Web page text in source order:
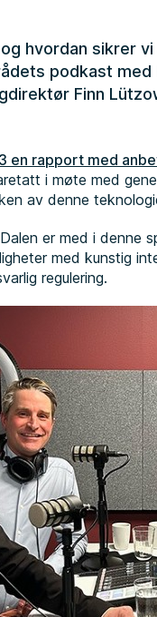
hvordan sikrer
podkast med
Finn
en rapport med
i møte med
av denne
er med i denne
med kunstig
regulering.